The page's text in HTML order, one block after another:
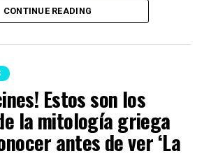
tomada de Netflix)
que hay varios lanzamientos que
por las personas, uno de
de ‘
dos partes. Asimismo, hay otros
muy aclamados.
el listado:
CONTINUE READING
Estos son los
la mitología griega
antes de ver ‘La